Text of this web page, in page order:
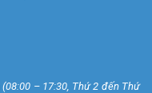
(08:00 – 17:30, Thứ 2 đến Thứ